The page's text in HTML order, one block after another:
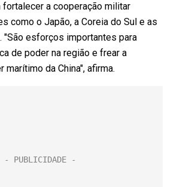
a cooperação militar
como o Japão, a Coreia do Sul e as
"São esforços importantes para
de poder na região e frear a
marítimo da China", afirma.